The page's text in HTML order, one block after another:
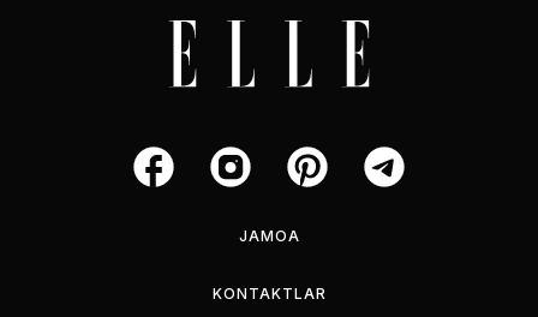
JAMOA
KONTAKTLAR